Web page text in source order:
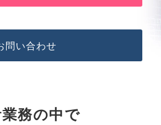
問い合わせ
務の中で